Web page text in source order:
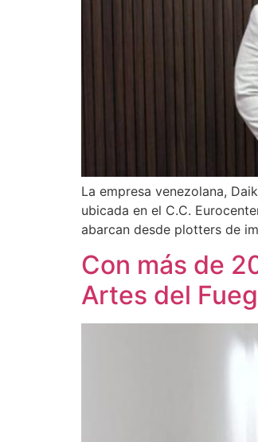
La empresa venezolana,
ubicada en el C.C.
abarcan desde plotters de
Con más de
Artes del